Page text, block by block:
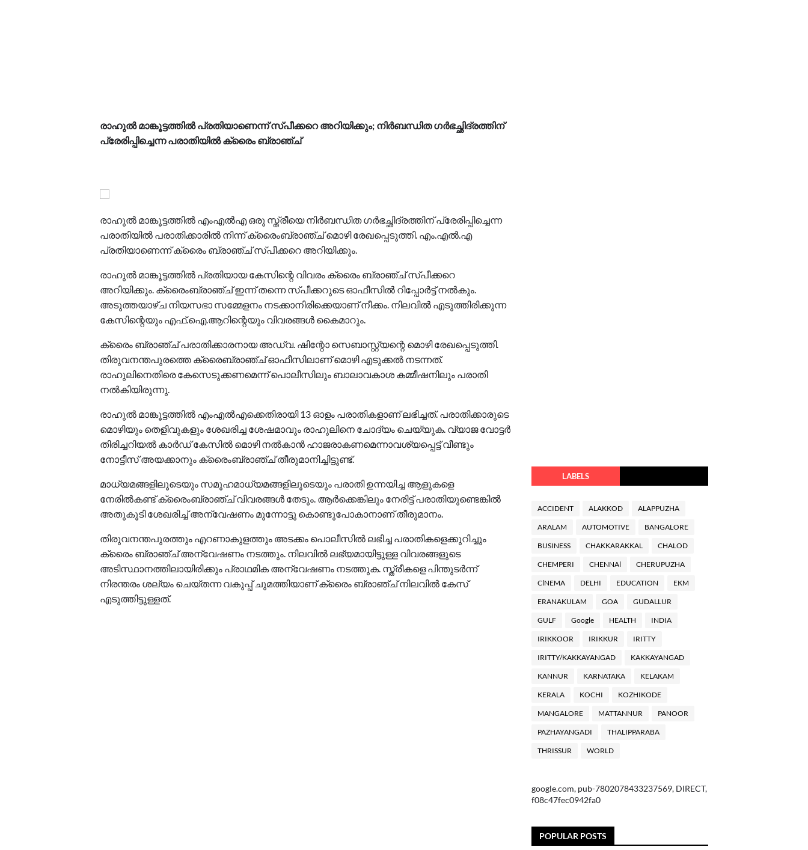
രാഹുൽ മാങ്കൂട്ടത്തിൽ പ്രതിയാണെന്ന് സ്പീക്കറെ അറിയിക്കും; നിർബന്ധിത ഗർഭച്ഛിദ്രത്തിന്
പ്രേരിപ്പിച്ചെന്ന പരാതിയിൽ ക്രൈം ബ്രാഞ്ച്
രാഹുൽ മാങ്കൂട്ടത്തിൽ എംഎൽഎ ഒരു സ്ത്രീയെ നിർബന്ധിത ഗർഭച്ഛിദ്രത്തിന് പ്രേരിപ്പിച്ചെന്ന
പരാതിയിൽ പരാതിക്കാരിൽ നിന്ന് ക്രൈംബ്രാഞ്ച് മൊഴി രേഖപ്പെടുത്തി. എം.എല്‍.എ
പ്രതിയാണെന്ന് ക്രൈം ബ്രാഞ്ച് സ്പീക്കറെ അറിയിക്കും.
രാഹുല്‍ മാങ്കൂട്ടത്തില്‍ പ്രതിയായ കേസിന്റെ വിവരം ക്രൈം ബ്രാഞ്ച് സ്പീക്കറെ
അറിയിക്കും. ക്രൈംബ്രാഞ്ച് ഇന്ന് തന്നെ സ്പീക്കറുടെ ഓഫീസില്‍ റിപ്പോര്‍ട്ട് നല്‍കും.
അടുത്തയാഴ്ച നിയസഭാ സമ്മേളനം നടക്കാനിരിക്കെയാണ് നീക്കം. നിലവില്‍ എടുത്തിരിക്കുന്ന
കേസിന്റെയും എഫ്.ഐ.ആറിന്റെയും വിവരങ്ങള്‍ കൈമാറും.
ക്രൈം ബ്രാഞ്ച് പരാതിക്കാരനായ അഡ്വ. ഷിന്റോ സെബാസ്റ്റ്യന്റെ മൊഴി രേഖപ്പെടുത്തി.
തിരുവനന്തപുരത്തെ ക്രൈബ്രാഞ്ച് ഓഫീസിലാണ് മൊഴി എടുക്കൽ നടന്നത്.
രാഹുലിനെതിരെ കേസെടുക്കണമെന്ന് പൊലീസിലും ബാലാവകാശ കമ്മീഷനിലും പരാതി
നൽകിയിരുന്നു.
രാഹുൽ മാങ്കൂട്ടത്തില്‍ എംഎല്‍എക്കെതിരായി 13 ഓളം പരാതികളാണ് ലഭിച്ചത്. പരാതിക്കാരുടെ
മൊഴിയും തെളിവുകളും ശേഖരിച്ച ശേഷമാവും രാഹുലിനെ ചോദ്യം ചെയ്യുക. വ്യാജ വോട്ടർ
തിരിച്ചറിയൽ കാർഡ് കേസിൽ മൊഴി നൽകാൻ ഹാജരാകണമെന്നാവശ്യപ്പെട്ട് വീണ്ടും
നോട്ടീസ് അയക്കാനും ക്രൈംബ്രാഞ്ച് തീരുമാനിച്ചിട്ടുണ്ട്.
മാധ്യമങ്ങളിലൂടെയും സമൂഹമാധ്യമങ്ങളിലൂടെയും പരാതി ഉന്നയിച്ച ആളുകളെ
നേരിൽകണ്ട് ക്രൈംബ്രാഞ്ച് വിവരങ്ങൾ തേടും. ആർക്കെങ്കിലും നേരിട്ട് പരാതിയുണ്ടെങ്കിൽ
അതുകൂടി ശേഖരിച്ച് അന്വേഷണം മുന്നോട്ടു കൊണ്ടുപോകാനാണ് തീരുമാനം.
തിരുവനന്തപുരത്തും എറണാകുളത്തും അടക്കം പൊലീസിൽ ലഭിച്ച പരാതികളെക്കുറിച്ചും
ക്രൈം ബ്രാഞ്ച് അന്വേഷണം നടത്തും. നിലവിൽ ലഭ്യമായിട്ടുള്ള വിവരങ്ങളുടെ
അടിസ്ഥാനത്തിലായിരിക്കും പ്രാഥമിക അന്വേഷണം നടത്തുക. സ്ത്രീകളെ പിന്തുടർന്ന്
നിരന്തരം ശല്യം ചെയ്തന്ന വകുപ്പ് ചുമത്തിയാണ് ക്രൈം ബ്രാഞ്ച് നിലവിൽ കേസ്
എടുത്തിട്ടുള്ളത്.
LABELS
ACCIDENT ALAKKOD ALAPPUZHA
ARALAM AUTOMOTIVE BANGALORE
BUSINESS CHAKKARAKKAL CHALOD
CHEMPERI CHENNAl CHERUPUZHA
ClNEMA DELHI EDUCATION EKM
ERANAKULAM GOA GUDALLUR
GULF Google HEALTH INDIA
IRIKKOOR IRIKKUR IRITTY
IRITTY/KAKKAYANGAD KAKKAYANGAD
KANNUR KARNATAKA KELAKAM
KERALA KOCHI KOZHIKODE
MANGALORE MATTANNUR PANOOR
PAZHAYANGADI THALIPPARABA
THRISSUR WORLD
google.com, pub-7802078433237569, DIRECT,
f08c47fec0942fa0
POPULAR POSTS